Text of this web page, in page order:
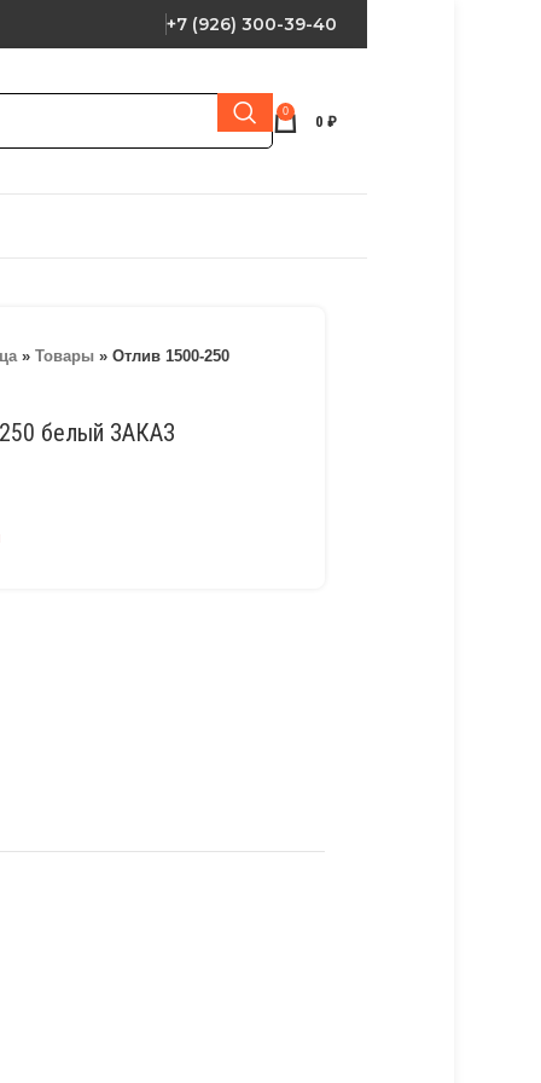
+7 (926) 300-39-40
0
0 ₽
» Товары » Отлив 1500-250
белый ЗАКАЗ